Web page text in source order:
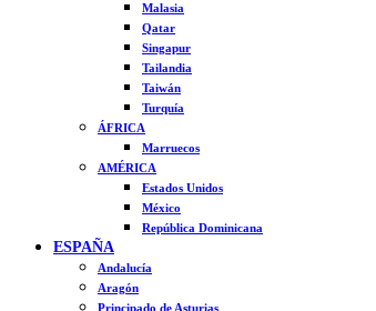
Malasia
Qatar
Singapur
Tailandia
Taiwán
Turquía
ÁFRICA
Marruecos
AMÉRICA
Estados Unidos
México
República Dominicana
ESPAÑA
Andalucía
Aragón
Principado de Asturias